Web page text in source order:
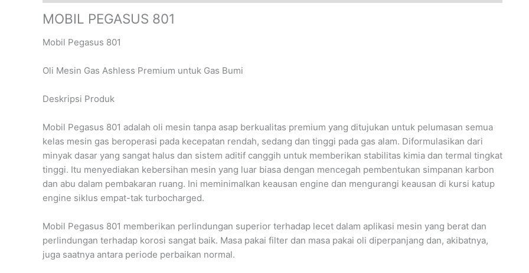
MOBIL PEGASUS 801
Mobil Pegasus 801
Oli Mesin Gas Ashless Premium untuk Gas Bumi
Deskripsi Produk
Mobil Pegasus 801 adalah oli mesin tanpa asap berkualitas premium yang ditujukan untuk pelumasan semua
kelas mesin gas beroperasi pada kecepatan rendah, sedang dan tinggi pada gas alam. Diformulasikan dari
minyak dasar yang sangat halus dan sistem aditif canggih untuk memberikan stabilitas kimia dan termal tingkat
tinggi. Itu menyediakan kebersihan mesin yang luar biasa dengan mencegah pembentukan simpanan karbon
dan abu dalam pembakaran ruang. Ini meminimalkan keausan engine dan mengurangi keausan di kursi katup
engine siklus empat-tak turbocharged.
Mobil Pegasus 801 memberikan perlindungan superior terhadap lecet dalam aplikasi mesin yang berat dan
perlindungan terhadap korosi sangat baik. Masa pakai filter dan masa pakai oli diperpanjang dan, akibatnya,
juga saatnya antara periode perbaikan normal.